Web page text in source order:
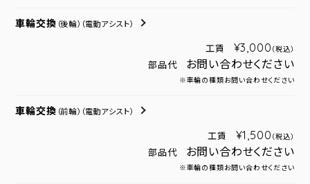
車輪交換 （後輪） （電動アシスト）
工賃 ¥3,000 （税込）
部品代 お問い合わせください
※車輪の種類お問い合わせください
車輪交換 （前輪） （電動アシスト）
工賃 ¥1,500 （税込）
部品代 お問い合わせください
※車輪の種類お問い合わせください